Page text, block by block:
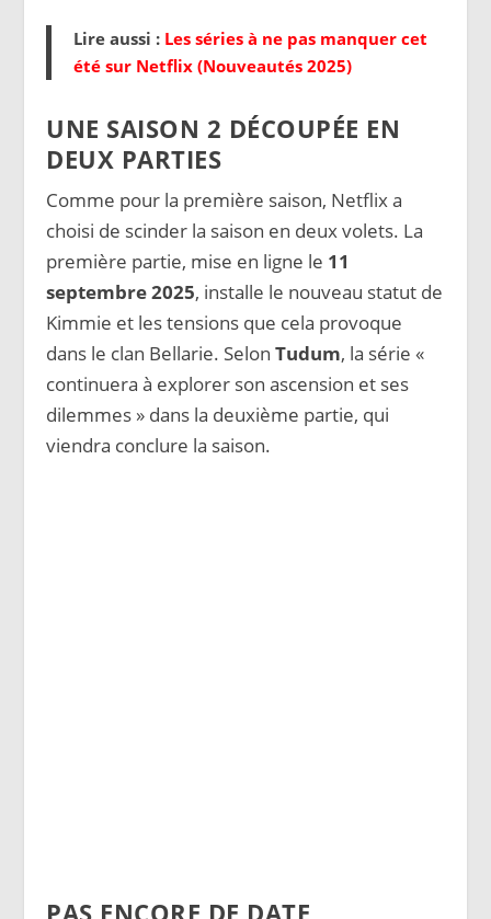
Lire aussi : Les séries à ne pas manquer cet
été sur Netflix (Nouveautés 2025)
UNE SAISON 2 DÉCOUPÉE EN
DEUX PARTIES
Comme pour la première saison, Netflix a
choisi de scinder la saison en deux volets. La
première partie, mise en ligne le 11
septembre 2025, installe le nouveau statut de
Kimmie et les tensions que cela provoque
dans le clan Bellarie. SelonTudum, la série «
continuera à explorer son ascension et ses
dilemmes » dans la deuxième partie, qui
viendra conclure la saison.
PAS ENCORE DE DATE